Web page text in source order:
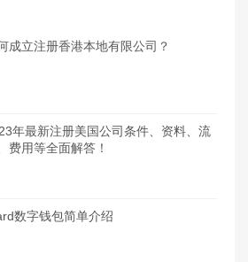
成立注册香港本地有限公司？
年最新注册美国公司条件、资料、流
费用等全面解答！
数字钱包简单介绍